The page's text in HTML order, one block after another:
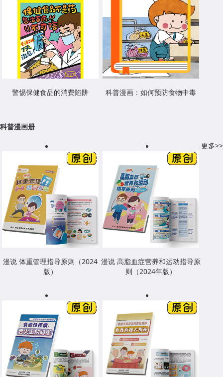
警惕保健食品的消费陷阱 科普漫画：如何预防食物中毒
科普漫画册
更多>>
漫说 体重管理指导原则（2024
版）
漫说 高脂血症营养和运动指导原
则（2024年版）